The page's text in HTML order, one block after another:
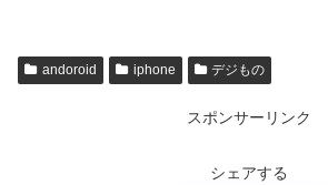
andoroid iphone デジもの
スポンサーリンク
シェアする